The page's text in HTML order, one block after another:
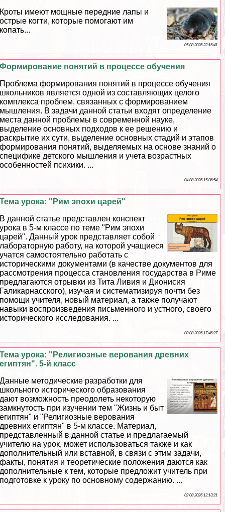
Кроты имеют мощные передние лапы и
острые когти, которые помогают им
копать...
05 08 2026 22:16:41
Формирование понятий в процессе обучения
Проблема формирования понятий в процессе обучения
школьников является одной из составляющих целого
комплекса проблем, связанных с формированием
мышления. В задачи данной статьи входят определение
места данной проблемы в современной науке,
выделение основных подходов к ее решению и
раскрытие их сути, выделение основных стадий и этапов
формирования понятий, выделяемых на основе знаний о
специфике детского мышления и учета возрастных
особенностей психики. ...
04 08 2026 15:36:54
Тема урока: "Рим эпохи царей"
В данной статье представлен конспект
урока в 5-м классе по теме "Рим эпохи
царей". Данный урок представляет собой
лабораторную работу, на которой учащиеся
учатся самостоятельно работать с
историческими документами (в качестве документов для
рассмотрения процесса становления государства в Риме
предлагаются отрывки из Тита Ливия и Дионисия
Галикарнасского), изучая и систематизируя почти без
помощи учителя, новый материал, а также получают
навыки воспроизведения письменного и устного, своего
исторического исследования. ...
03 08 2026 17:46:27
Тема урока: "Религиозные верования древних
египтян". 5-й класс
Данные методические разработки для
школьного исторического образования
дают возможность преодолеть некоторую
замкнутость при изучении тем "Жизнь и быт
египтян" и "Религиозные верования
древних египтян" в 5-м классе. Материал,
представленный в данной статье и предлагаемый
учителю на урок, может использоваться также и как
дополнительный или вставной, в связи с этим задачи,
факты, понятия и теоретические положения даются как
дополнительные к тем, которые предложит учитель при
подготовке к уроку по основному содержанию. ...
02 08 2026 12:13:21